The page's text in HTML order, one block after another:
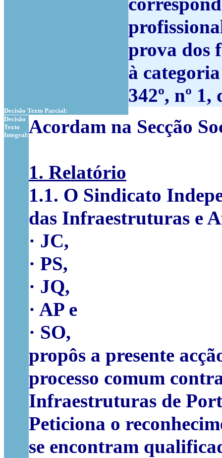
prova dos
à
342º, nº 1,
Decisão Texto Parcial:
Decisão
Texto
Integral:Acordam na Secção
1. Relatório
1.1. O Sindicato
das Infraestruturas e
· JC,
· PS,
· JQ,
· AP e
· SO,
propôs a presente
processo comum
Infraestruturas de
Peticiona o
se encontram